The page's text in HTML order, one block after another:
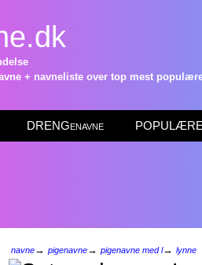
+ navneliste over top mest
DRENGenavne POPULÆRE
navne→ pigenavne→ pigenavne med l→ lynne